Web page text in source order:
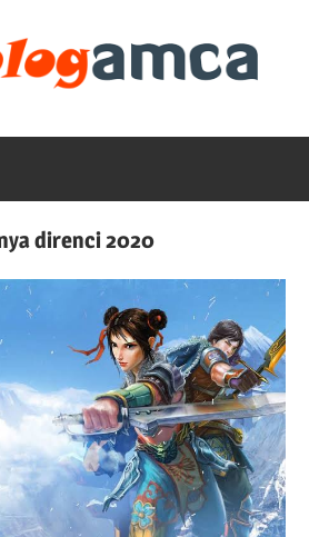
Blogamca
2025
direnci 2020